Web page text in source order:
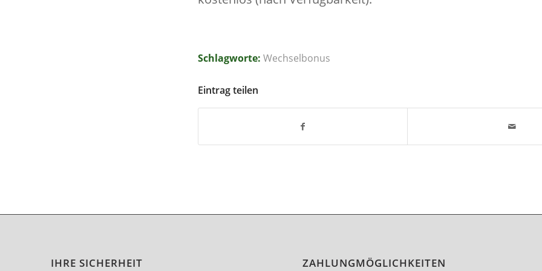
Schlagworte: Wechselbonus
Eintrag teilen
IHRE SICHERHEIT ZAHLUNGMÖGLICHKEITEN